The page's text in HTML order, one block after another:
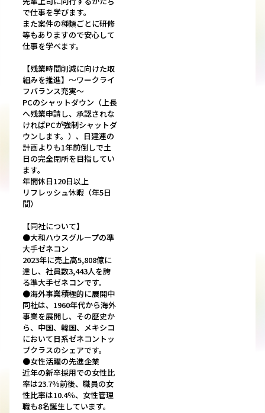
で仕事を学びます。
また案件の種類ごとに研修
等もありますので安心して
仕事を学べます。
【残業時間削減に向けた取
組みを推進】～ワークライ
フバランス充実～
PCのシャットダウン（上長
へ残業申請し、承認されな
ければPCが強制シャットダ
ウンします。）、日建連の
計画よりも1年前倒しで土
日の完全閉所を目指してい
ます。
年間休日120日以上
リフレッシュ休暇（年5日
間）
【同社について】
●大和ハウスグループの準
大手ゼネコン
2023年に売上高5,808億に
達し、社員数3,443人を誇
る準大手ゼネコンです。
●海外事業積極的に展開中
同社は、1960年代から海外
事業を展開し、その歴史か
ら、中国、韓国、メキシコ
において日系ゼネコントッ
プクラスのシェアです。
●女性活躍の先進企業
近年の新卒採用での女性比
率は23.7％前後、職員の女
性比率は10.4％、女性管理
職も8名誕生しています。